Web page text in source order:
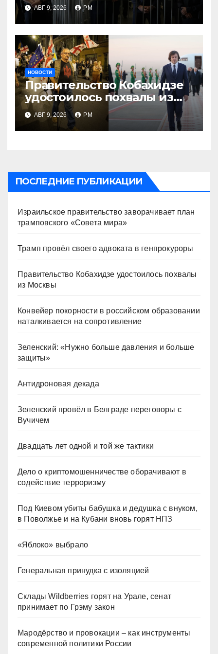
АВГ 9, 2026 РМ
НОВОСТИ
Правительство Кобахидзе
удостоилось похвалы из
Москвы
АВГ 9, 2026 РМ
ПОСЛЕДНИЕ ПУБЛИКАЦИИ
Израильское правительство заворачивает план
трамповского «Совета мира»
Трамп провёл своего адвоката в генпрокуроры
Правительство Кобахидзе удостоилось похвалы
из Москвы
Конвейер покорности в российском образовании
наталкивается на сопротивление
Зеленский: «Нужно больше давления и больше
защиты»
Антидроновая декада
Зеленский провёл в Белграде переговоры с
Вучичем
Двадцать лет одной и той же тактики
Дело о криптомошенничестве оборачивают в
содействие терроризму
Под Киевом убиты бабушка и дедушка с внуком,
в Поволжье и на Кубани вновь горят НПЗ
«Яблоко» выбрало
Генеральная принудка с изоляцией
Склады Wildberries горят на Урале, сенат
принимает по Грэму закон
Мародёрство и провокации – как инструменты
современной политики России